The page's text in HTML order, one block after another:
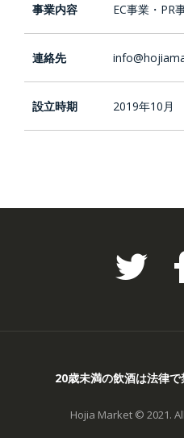
事業内容 EC事業・PR
連絡先
設立時期 2019年10月
20歳未満の飲酒は法律で
Hojia Market © 2021.